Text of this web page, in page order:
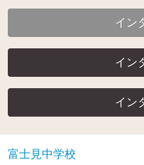
イン
イン
イン
富士見中学校